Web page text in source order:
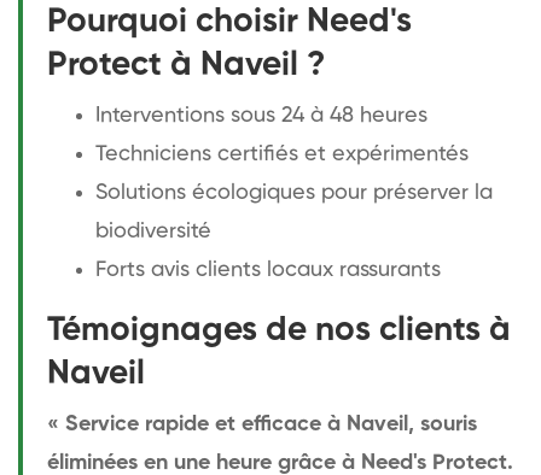
Pourquoi choisir Need's
Protect à Naveil ?
Interventions sous 24 à 48 heures
Techniciens certifiés et expérimentés
Solutions écologiques pour préserver la
biodiversité
Forts avis clients locaux rassurants
Témoignages de nos clients à
Naveil
« Service rapide et efficace à Naveil, souris
éliminées en une heure grâce à Need's Protect.